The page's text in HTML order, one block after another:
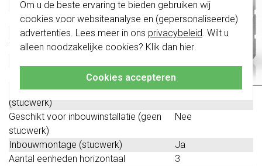
Om u de beste ervaring te bieden gebruiken wij
cookies voor websiteanalyse en (gepersonaliseerde)
advertenties. Lees meer in ons privacybeleid . Wilt u
alleen noodzakelijke cookies? Klik dan hier
Cookies accepteren
verticaal
Beschermingsgraad (IP)
IP20
Geschikt voor vloerpot
Nee
Transparant
Nee
Geschikt voor wandgoot
Nee
Geschikt voor inbouwinstallatie
(stucwerk)
Ja
Geschikt voor inbouwinstallatie (geen
stucwerk)
Nee
Inbouwmontage (stucwerk)
Ja
Aantal eenheden horizontaal
3
schakelwippen zijn vernieuwd. Ze zijn
niette combineren met de schakelaars
van vóór augustus 2024.
Klik hiervoor meer informatie, zodat je